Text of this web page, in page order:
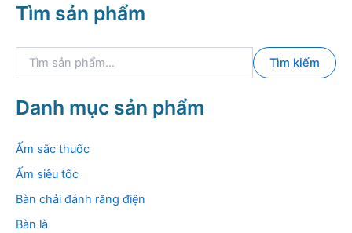
Tìm sản phẩm
k
i
m
Tìm kiếm
Danh mục sản phẩm
Ấm sắc thuốc
Ấm siêu tốc
Bàn chải đánh răng điện
Bàn là